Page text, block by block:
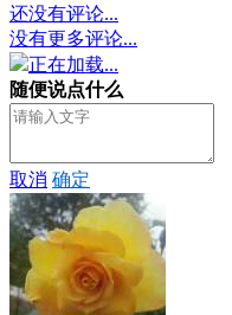
还没有评论...
没有更多评论...
正在加载...
随便说点什么
取消 确定